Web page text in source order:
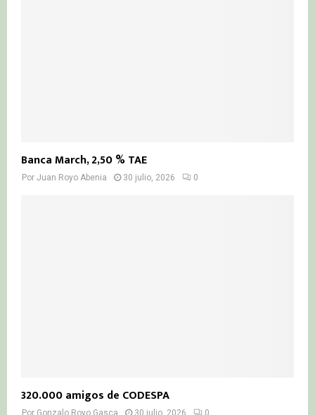
Banca March, 2,50 % TAE
Por Juan Royo Abenia 30 julio, 2026 0
320.000 amigos de CODESPA
Por Gonzalo Royo Gasca 30 julio, 2026 0